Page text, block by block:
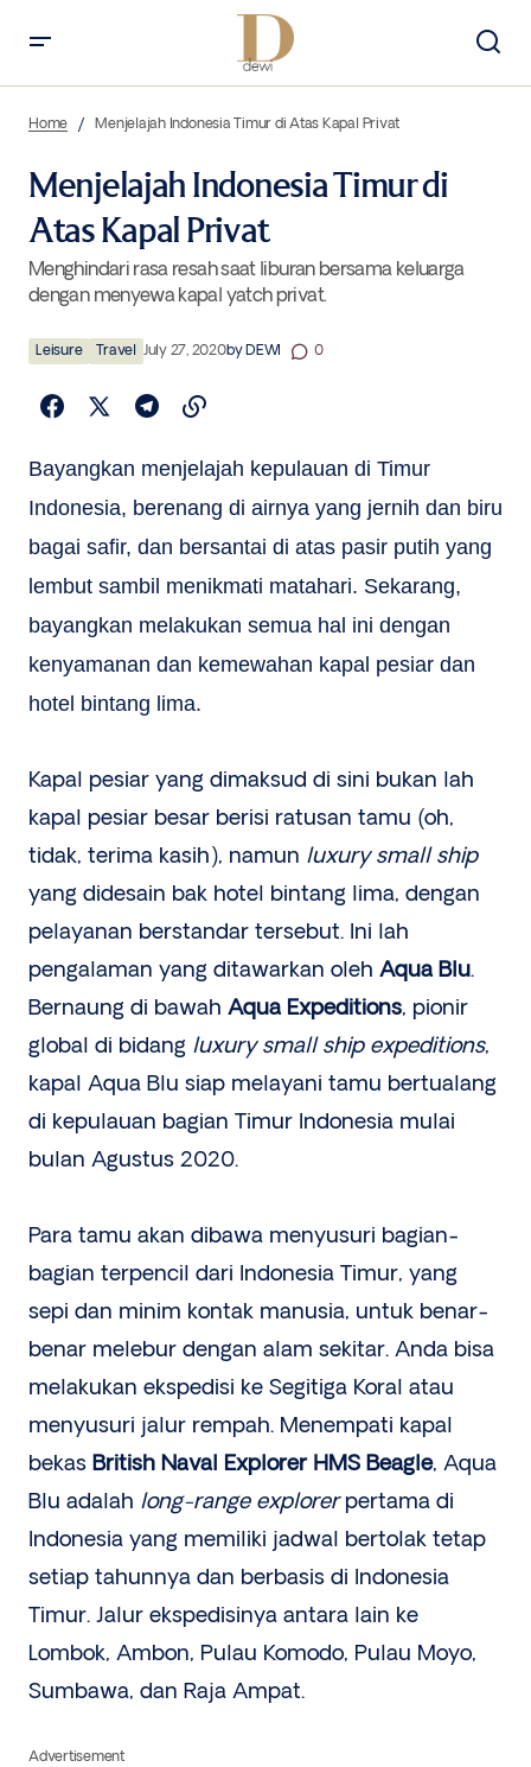
Home Menjelajah Indonesia Timur di Atas Kapal Privat
Menjelajah Indonesia Timur di
Atas Kapal Privat
Menghindari rasa resah saat liburan bersama keluarga
dengan menyewa kapal yatch privat.
Leisure Travel July 27, 2020byDEWI 0
Bayangkan menjelajah kepulauan di Timur
Indonesia, berenang di airnya yang jernih dan biru
bagai safir, dan bersantai di atas pasir putih yang
lembut sambil menikmati matahari. Sekarang,
bayangkan melakukan semua hal ini dengan
kenyamanan dan kemewahan kapal pesiar dan
hotel bintang lima.
Kapal pesiar yang dimaksud di sini bukan lah
kapal pesiar besar berisi ratusan tamu (oh,
tidak, terima kasih), namun luxury small ship
yang didesain bak hotel bintang lima, dengan
pelayanan berstandar tersebut. Ini lah
pengalaman yang ditawarkan oleh Aqua Blu.
Bernaung di bawah Aqua Expeditions, pionir
global di bidang luxury small ship expeditions,
kapal Aqua Blu siap melayani tamu bertualang
di kepulauan bagian Timur Indonesia mulai
bulan Agustus 2020.
Para tamu akan dibawa menyusuri bagian-
bagian terpencil dari Indonesia Timur, yang
sepi dan minim kontak manusia, untuk benar-
benar melebur dengan alam sekitar. Anda bisa
melakukan ekspedisi ke Segitiga Koral atau
menyusuri jalur rempah. Menempati kapal
bekas British Naval Explorer HMS Beagle, Aqua
Blu adalah long-range explorerpertama di
Indonesia yang memiliki jadwal bertolak tetap
setiap tahunnya dan berbasis di Indonesia
Timur. Jalur ekspedisinya antara lain ke
Lombok, Ambon, Pulau Komodo, Pulau Moyo,
Sumbawa, dan Raja Ampat.
Advertisement